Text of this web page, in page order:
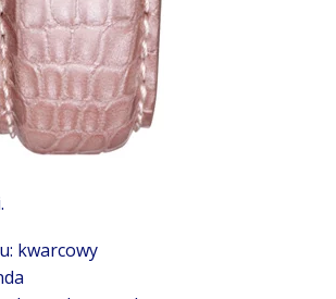
kwarcowy